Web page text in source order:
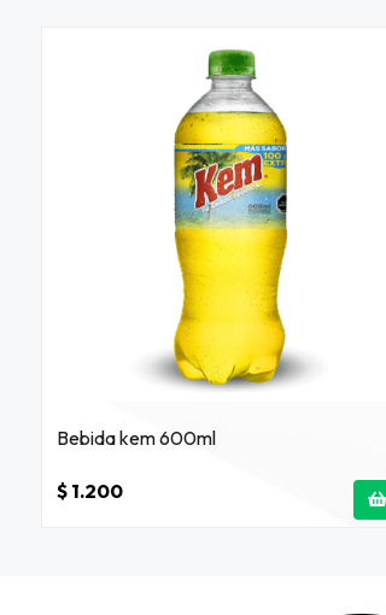
Bebida kem 600ml
$ 1.200